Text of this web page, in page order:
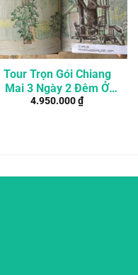
Tour Trọn Gói Chiang
Mai 3 Ngày 2 Đêm Ở
Resort Nhà Trên Cây
4.950.000₫